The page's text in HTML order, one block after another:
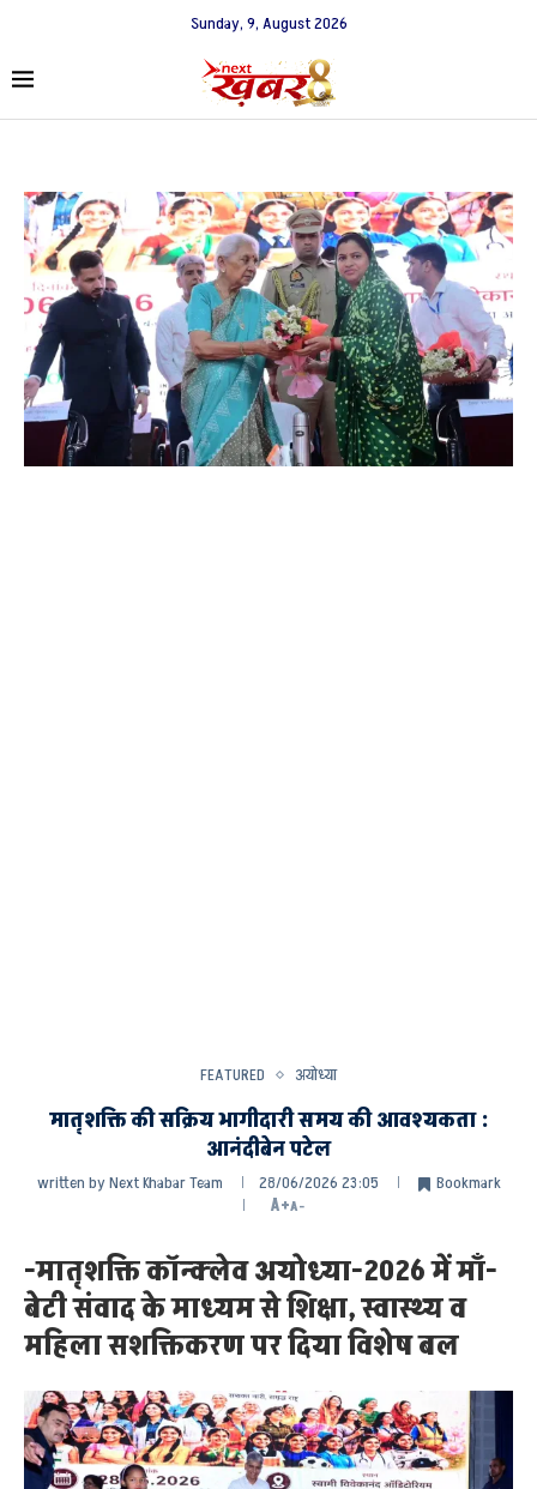
Sunday, 9, August 2026
FEATURED अयोध्या
मातृशक्ति की सक्रिय भागीदारी समय की आवश्यकता :
आनंदीबेन पटेल
written byNext Khabar Team 28/06/2026 23:05
Bookmark
A+A-
-मातृशक्ति कॉन्क्लेव अयोध्या-2026 में माँ-
बेटी संवाद के माध्यम से शिक्षा, स्वास्थ्य व
महिला सशक्तिकरण पर दिया विशेष बल